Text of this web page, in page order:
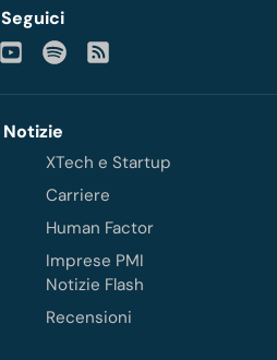
Seguici
Notizie
XTech e Startup
Carriere
Human Factor
Imprese PMI
Notizie Flash
Recensioni